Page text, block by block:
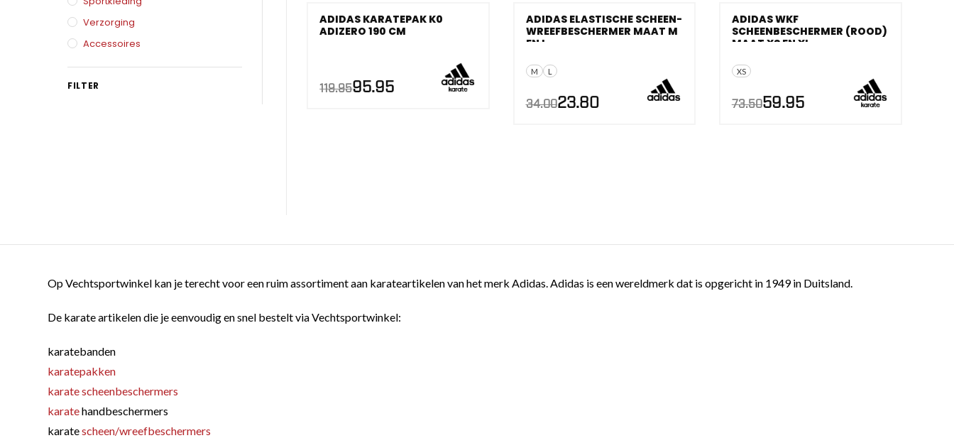
Taekwondo
Zakhandschoenen
AANBIEDING!
ADIDAS KARATEPAK K0
ADIZERO 190 CM
119.95
Oorspronkelijke
prijs
95.95
Huidige
prijs
AANBIEDING!
M L
ADIDAS ELASTISCHE SCHEEN-
WREEFBESCHERMER MAAT M
EN L
34.0023.80
AANBIEDING!
XS
ADIDAS WKF
SCHEENBESCHERMER (ROOD)
MAAT XS EN XL
73.5059.95
Verzorging
Accessoires
FILTER
Op Vechtsportwinkel kan je terecht voor een ruim assortiment aan karateartikelen van het merk Adidas. Adidas is een wereldmerk dat is opgericht in 1949 in Duitsland.
De karate artikelen die je eenvoudig en snel bestelt via Vechtsportwinkel:
karatebanden
karatepakken
karate scheenbeschermers
karatehandbeschermers
karatescheen/wreefbeschermers